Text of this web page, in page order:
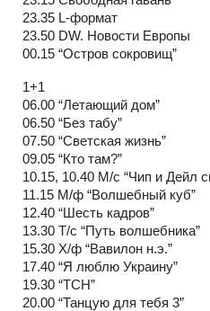
23.35 L-формат
23.50 DW. Новости Европы
00.15 “Остров сокровищ”
1+1
06.00 “Летающий дом”
06.50 “Без табу”
07.50 “Светская жизнь”
09.05 “Кто там?”
10.15, 10.40 М/с “Чип и Дейл
11.15 М/ф “Волшебный куб”
12.40 “Шесть кадров”
13.30 Т/с “Путь волшебника”
15.30 Х/ф “Вавилон н.э.”
17.40 “Я люблю Украину”
19.30 “ТСН”
20.00 “Танцую для тебя 3”